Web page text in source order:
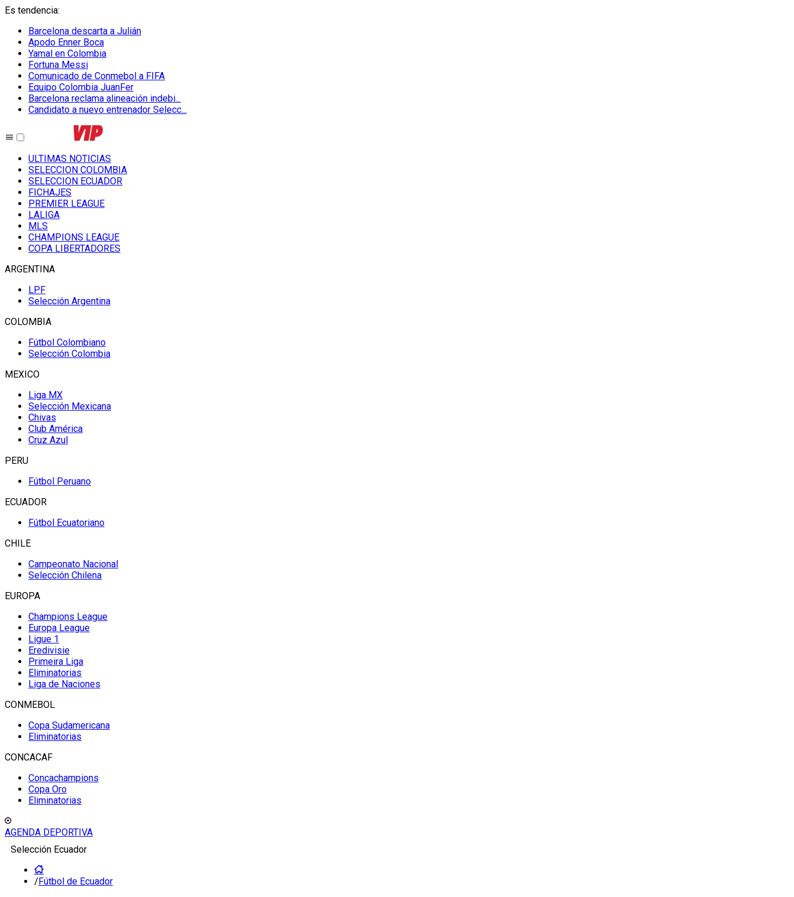
Es tendencia:
Barcelona descarta a Julián
Apodo Enner Boca
Yamal en Colombia
Fortuna Messi
Comunicado de Conmebol a FIFA
Equipo Colombia JuanFer
Barcelona reclama alineación indebi...
Candidato a nuevo entrenador Selecc...
ULTIMAS NOTICIAS
SELECCION COLOMBIA
SELECCION ECUADOR
FICHAJES
PREMIER LEAGUE
LALIGA
MLS
CHAMPIONS LEAGUE
COPA LIBERTADORES
ARGENTINA
LPF
Selección Argentina
COLOMBIA
Fútbol Colombiano
Selección Colombia
MEXICO
Liga MX
Selección Mexicana
Chivas
Club América
Cruz Azul
PERU
Fútbol Peruano
ECUADOR
Fútbol Ecuatoriano
CHILE
Campeonato Nacional
Selección Chilena
EUROPA
Champions League
Europa League
Ligue 1
Eredivisie
Primeira Liga
Eliminatorias
Liga de Naciones
CONMEBOL
Copa Sudamericana
Eliminatorias
CONCACAF
Concachampions
Copa Oro
Eliminatorias
AGENDA DEPORTIVA
Selección Ecuador
/Fútbol de Ecuador